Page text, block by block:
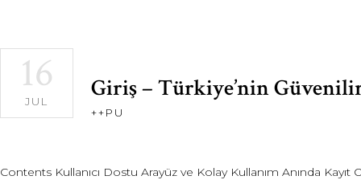
16
JUL Giriş – Türkiye’nin
++PU
Contents Kullanıcı Dostu Arayüz ve Kolay Kullanım Anında